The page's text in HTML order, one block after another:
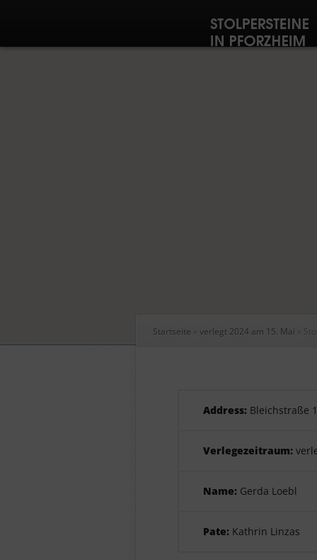
Startseite » verlegt 2024 am 15. Mai »
Address: Bleichstraße
Verlegezeitraum:
Name: Gerda Loebl
Pate: Kathrin Linzas